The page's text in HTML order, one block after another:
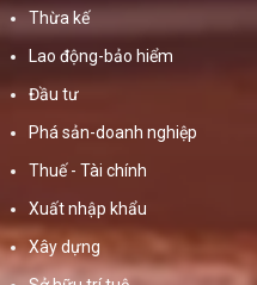
Thừa kế
Lao động-bảo hiểm
Đầu tư
Phá sản-doanh nghiệp
Thuế - Tài chính
Xuất nhập khẩu
Xây dựng